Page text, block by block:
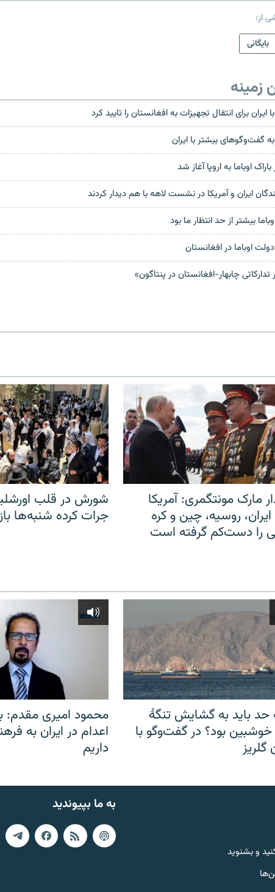
از:
بایگانی
زمینه
ايران براى انتقال تجهيزات به افغانستان را تایید کرد
به گفت‌و‌گوهای بیشتر با ایران
اوباما به اروپا آغاز شد
ایران و آمریکا در نشست لاهه با هم دیدار کردند
بیشتر از حد انتظار ما بود
دولت اوباما در افغانستان
چابهار-افغانستان در پنتاگون»
مارک مونتگمری: آمریکا
روسیه، چین و کره
را دست‌کم گرفته است
شورش در قلب
جرات کرده شنبه‌ها
حد باید به گشایش تنگهٔ
بود؟ در گفت‌وگو با
گلریز
محمود امیری مقدم:
اعدام در ایران به
داریم
به ما بپیوندید
و بشنوید